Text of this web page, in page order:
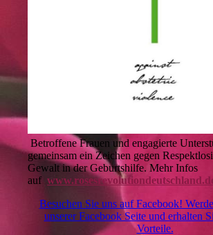
Betroffene Frauen und engagierte
gemeinsam ein Zeichen gegen
Gewalt in der Geburtshilfe. Mehr Infos
auf
Besuchen Sie uns auf Facebook!
unserer Facebook Seite und erhalten
Vorteile.